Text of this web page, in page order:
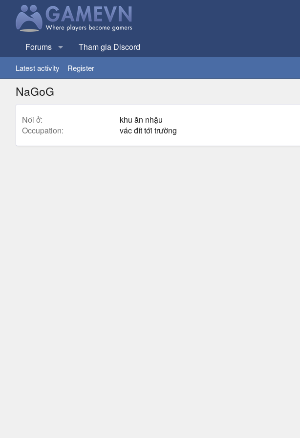
Forums Tham gia Discord
Latest activity Register
NaGoG
Nơi ở
khu ăn nhậu
Occupation
vác đít tới trường